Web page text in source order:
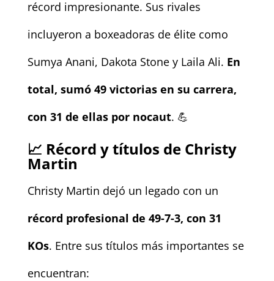
récord impresionante. Sus rivales
incluyeron a boxeadoras de élite como
Sumya Anani, Dakota Stone y Laila Ali. En
total, sumó 49 victorias en su carrera,
con 31 de ellas por nocaut. 💪
📈 Récord y títulos de Christy
Martin
Christy Martin dejó un legado con un
récord profesional de 49-7-3, con 31
KOs. Entre sus títulos más importantes se
encuentran: